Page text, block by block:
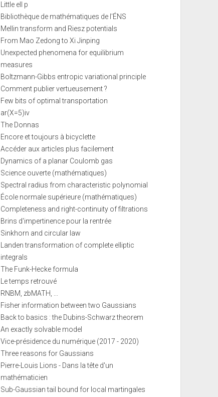
Little ell p
Bibliothèque de mathématiques de l'ÉNS
Mellin transform and Riesz potentials
From Mao Zedong to Xi Jinping
Unexpected phenomena for equilibrium
measures
Boltzmann-Gibbs entropic variational principle
Comment publier vertueusement ?
Few bits of optimal transportation
ar(X=5)iv
The Donnas
Encore et toujours à bicyclette
Accéder aux articles plus facilement
Dynamics of a planar Coulomb gas
Science ouverte (mathématiques)
Spectral radius from characteristic polynomial
École normale supérieure (mathématiques)
Completeness and right-continuity of filtrations
Brins d'impertinence pour la rentrée
Sinkhorn and circular law
Landen transformation of complete elliptic
integrals
The Funk-Hecke formula
Le temps retrouvé
RNBM, zbMATH, ...
Fisher information between two Gaussians
Back to basics : the Dubins-Schwarz theorem
An exactly solvable model
Vice-présidence du numérique (2017 - 2020)
Three reasons for Gaussians
Pierre-Louis Lions - Dans la tête d'un
mathématicien
Sub-Gaussian tail bound for local martingales